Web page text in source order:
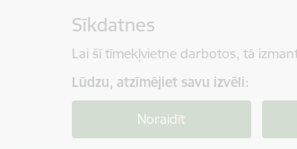
Sīkdatnes
Lai šī tīmekļvietne darbotos, tā
Lūdzu, atzīmējiet savu izvēli:
Noraidīt